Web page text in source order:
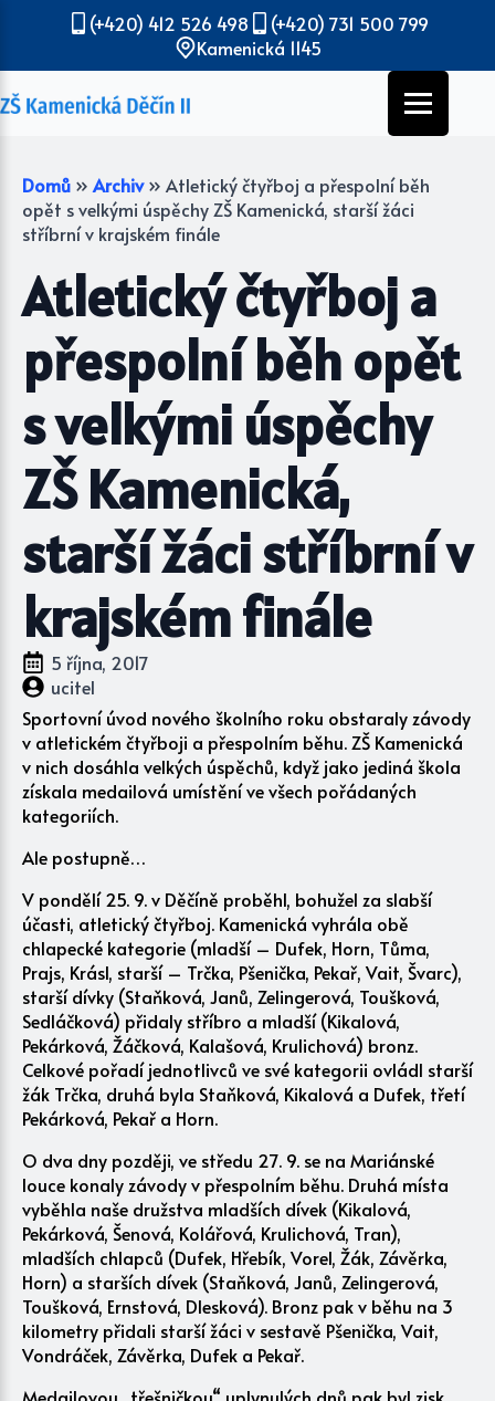
(+420) 412 526 498
(+420) 731 500 799
Kamenická 1145
Domů » Archiv » Atletický čtyřboj a přespolní běh
opět s velkými úspěchy ZŠ Kamenická, starší žáci
stříbrní v krajském finále
Atletický čtyřboj a
přespolní běh opět
s velkými úspěchy
ZŠ Kamenická,
starší žáci stříbrní v
krajském finále
5 října, 2017
ucitel
Sportovní úvod nového školního roku obstaraly závody
v atletickém čtyřboji a přespolním běhu. ZŠ Kamenická
v nich dosáhla velkých úspěchů, když jako jediná škola
získala medailová umístění ve všech pořádaných
kategoriích.
Ale postupně…
V pondělí 25. 9. v Děčíně proběhl, bohužel za slabší
účasti, atletický čtyřboj. Kamenická vyhrála obě
chlapecké kategorie (mladší – Dufek, Horn, Tůma,
Prajs, Krásl, starší – Trčka, Pšenička, Pekař, Vait, Švarc),
starší dívky (Staňková, Janů, Zelingerová, Toušková,
Sedláčková) přidaly stříbro a mladší (Kikalová,
Pekárková, Žáčková, Kalašová, Krulichová) bronz.
Celkové pořadí jednotlivců ve své kategorii ovládl starší
žák Trčka, druhá byla Staňková, Kikalová a Dufek, třetí
Pekárková, Pekař a Horn.
O dva dny později, ve středu 27. 9. se na Mariánské
louce konaly závody v přespolním běhu. Druhá místa
vyběhla naše družstva mladších dívek (Kikalová,
Pekárková, Šenová, Kolářová, Krulichová, Tran),
mladších chlapců (Dufek, Hřebík, Vorel, Žák, Závěrka,
Horn) a starších dívek (Staňková, Janů, Zelingerová,
Toušková, Ernstová, Dlesková). Bronz pak v běhu na 3
kilometry přidali starší žáci v sestavě Pšenička, Vait,
Vondráček, Závěrka, Dufek a Pekař.